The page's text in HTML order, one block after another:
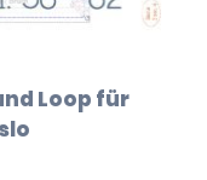
Loop für